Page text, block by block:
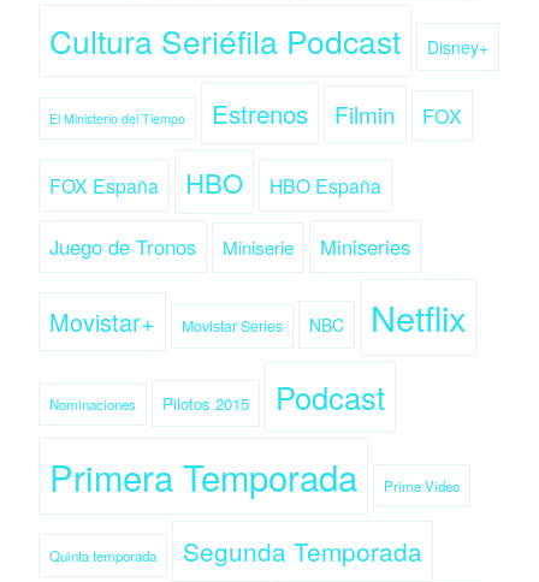
Cultura Seriéfila Podcast Disney+
El Ministerio del Tiempo Estrenos Filmin FOX
FOX España HBO HBO España
Juego de Tronos Miniserie Miniseries
Movistar+ Movistar Series NBC Netflix
Nominaciones Pilotos 2015 Podcast
Primera Temporada Prime Video
Quinta temporada Segunda Temporada